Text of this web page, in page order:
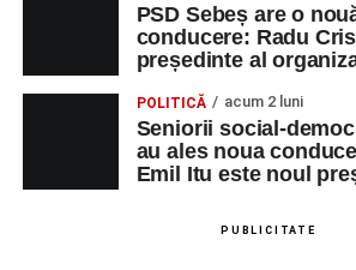
Duminică, 23 august 2026,
cea de-a III-a ediție a
Primul concert din cadrul String
2026 a adus emoție și aplauze
PSD Sebeș are o
conducere: Radu
președinte al
POLITICĂ acum 2 luni
Seniorii social-
au ales noua
Emil Itu este noul
PUBLICITATE